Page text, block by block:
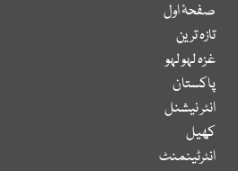
صفحۂ اول
تازہ ترین
غزہ لہو لہو
پاکستان
انٹر نیشنل
کھیل
انٹرٹینمنٹ